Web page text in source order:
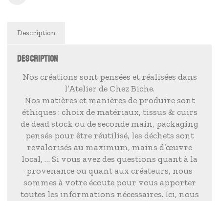
Description
DESCRIPTION
Nos créations sont pensées et réalisées dans
l’Atelier de Chez Biche.
Nos matières et manières de produire sont
éthiques : choix de matériaux, tissus & cuirs
de dead stock ou de seconde main, packaging
pensés pour être réutilisé, les déchets sont
revalorisés au maximum, mains d’œuvre
local, … Si vous avez des questions quant à la
provenance ou quant aux créateurs, nous
sommes à votre écoute pour vous apporter
toutes les informations nécessaires. Ici, nous